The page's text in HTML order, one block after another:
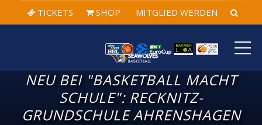
TICKETS SHOP MITGLIED WERDEN
NEU BEI "BASKETBALL MACHT
SCHULE": RECKNITZ-
GRUNDSCHULE AHRENSHAGEN